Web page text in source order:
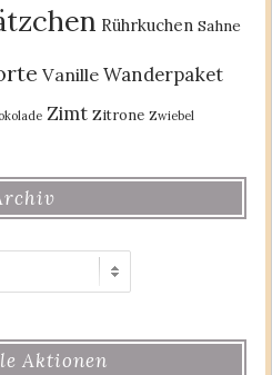
Rührkuchen Sahne
Vanille Wanderpaket
Zimt Zitrone Zwiebel
Aktionen